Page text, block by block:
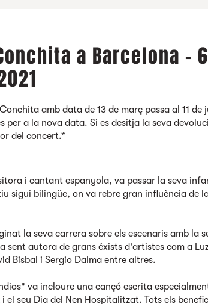
a Barcelona - 6
amb data de 13 de març passa al 11 de
per a la nova data. Si es desitja la seva
del concert.*
i cantant espanyola, va passar la seva
sigui bilingüe, on va rebre gran influència de
la seva carrera sobre els escenaris amb la
sent autora de grans éxists d'artistes com a
Bisbal i Sergio Dalma entre altres.
va incloure una cançó escrita
i el seu Dia del Nen Hospitalitzat. Tots els